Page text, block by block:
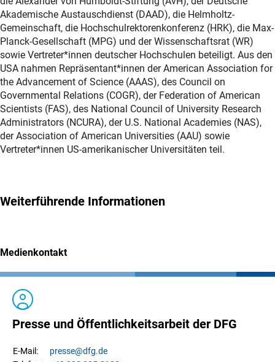
Akademische Austauschdienst (DAAD), die Helmholtz-
Gemeinschaft, die Hochschulrektorenkonferenz (HRK), die Max-
Planck-Gesellschaft (MPG) und der Wissenschaftsrat (WR)
sowie Vertreter*innen deutscher Hochschulen beteiligt. Aus den
USA nahmen Repräsentant*innen derAmerican Association for
the Advancement of Science (AAAS), des Council on
Governmental Relations (COGR), der Federation of American
Scientists (FAS), des National Council of University Research
Administrators (NCURA), der U.S. National Academies (NAS),
derAssociation of American Universities (AAU) sowie
Vertreter*innen US-amerikanischer Universitäten teil.
Weiterführende Informationen
Medienkontakt
Presse und Öffentlichkeitsarbeit der DFG
E-Mail: presse@dfg.de